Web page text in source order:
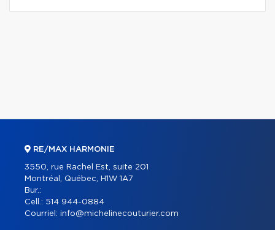
RE/MAX HARMONIE
3550, rue Rachel Est, suite 201
Montréal, Québec, H1W 1A7
Bur.:
Cell.: 514 944-0884
Courriel: info@michelinecouturier.com